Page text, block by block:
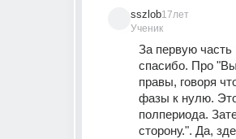
sszlob
Ученик
17лет
За первую часть
спасибо. Про
правы, говоря
фазы к нулю.
полпериода.
сторону.". Да,